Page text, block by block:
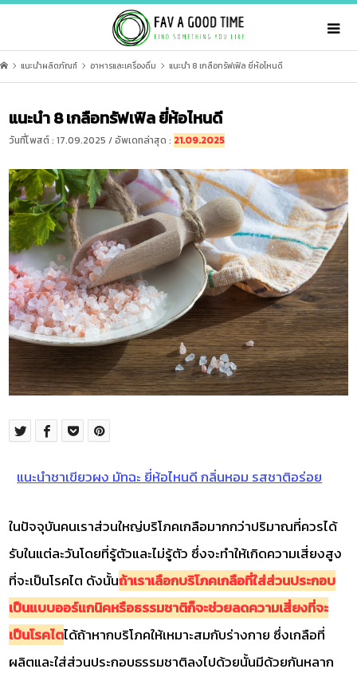
แนะนำผลิตภัณฑ์ อาหารและเครื่องดื่ม แนะนำ 8 เกลือทรัฟเฟิล ยี่ห้อไหนดี
แนะนำ 8 เกลือทรัฟเฟิล ยี่ห้อไหนดี
วันที่โพสต์ : 17.09.2025 / อัพเดทล่าสุด : 21.09.2025
แนะนำชาเขียวผง มัทฉะ ยี่ห้อไหนดี กลิ่นหอม รสชาติอร่อย
ในปัจจุบันคนเราส่วนใหญ่บริโภคเกลือมากกว่าปริมาณที่ควรได้
รับในแต่ละวันโดยที่รู้ตัวและไม่รู้ตัว ซึ่งจะทำให้เกิดความเสี่ยงสูง
ที่จะเป็นโรคไต ดังนั้นถ้าเราเลือกบริโภคเกลือที่ใส่ส่วนประกอบ
เป็นแบบออร์แกนิคหรือธรรมชาติก็จะช่วยลดความเสี่ยงที่จะ
เป็นโรคไตได้ถ้าหากบริโภคให้เหมาะสมกับร่างกาย ซึ่งเกลือที่
ผลิตและใส่ส่วนประกอบธรรมชาติลงไปด้วยนั้นมีด้วยกันหลาก